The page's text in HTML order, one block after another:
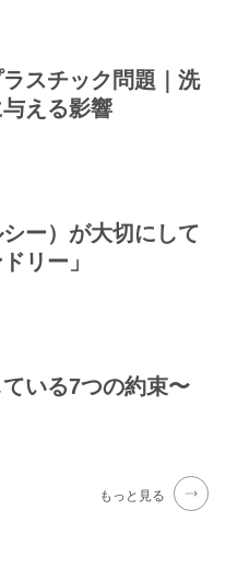
スチック問題｜洗
える影響
ー）が大切にして
リー」
いる7つの約束〜
もっと見る